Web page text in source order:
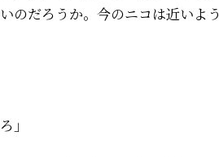
のだろうか。今のニコは近いよ
」